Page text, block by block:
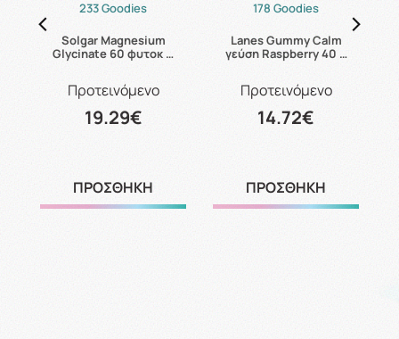
233 Goodies
Solgar Magnesium
Glycinate 60 φυτοκ …
Προτεινόμενο
19.29€
ΠΡΟΣΘΗΚΗ
178 Goodies
Lanes Gummy Calm
γεύση Raspberry 40 …
Προτεινόμενο
14.72€
ΠΡΟΣΘΗΚΗ